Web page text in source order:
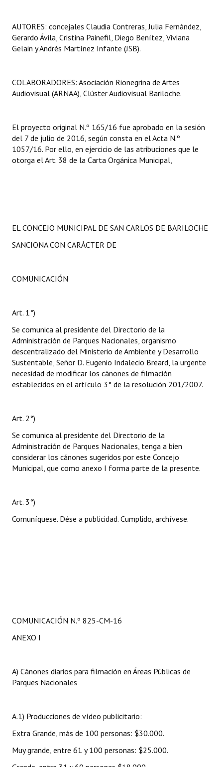
AUTORES: concejales Claudia Contreras, Julia Fernández,
Gerardo Ávila, Cristina Painefil, Diego Benítez, Viviana
Gelain y Andrés Martínez Infante (JSB).
COLABORADORES: Asociación Rionegrina de Artes
Audiovisual (ARNAA), Clúster Audiovisual Bariloche.
El proyecto original N.º 165/16 fue aprobado en la sesión
del 7 de julio de 2016, según consta en el Acta N.º
1057/16. Por ello, en ejercicio de las atribuciones que le
otorga el Art. 38 de la Carta Orgánica Municipal,
EL CONCEJO MUNICIPAL DE SAN CARLOS DE BARILOCHE
SANCIONA CON CARÁCTER DE
COMUNICACIÓN
Art. 1°)
Se comunica al presidente del Directorio de la
Administración de Parques Nacionales, organismo
descentralizado del Ministerio de Ambiente y Desarrollo
Sustentable, Señor D. Eugenio Indalecio Breard, la urgente
necesidad de modificar los cánones de filmación
establecidos en el artículo 3° de la resolución 201/2007.
Art. 2°)
Se comunica al presidente del Directorio de la
Administración de Parques Nacionales, tenga a bien
considerar los cánones sugeridos por este Concejo
Municipal, que como anexo I forma parte de la presente.
Art. 3°)
Comuníquese. Dése a publicidad. Cumplido, archívese.
COMUNICACIÓN N.º 825-CM-16
ANEXO I
A) Cánones diarios para filmación en Áreas Públicas de
Parques Nacionales
A.1) Producciones de vídeo publicitario:
Extra Grande, más de 100 personas: $30.000.
Muy grande, entre 61 y 100 personas: $25.000.